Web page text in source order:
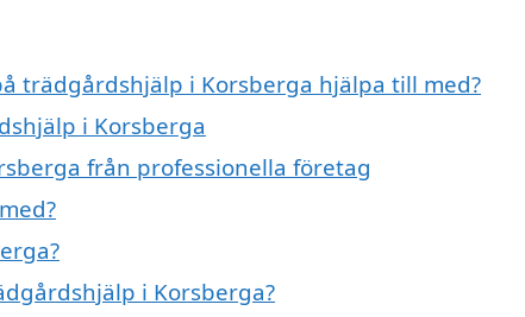
trädgårdshjälp i Korsberga hjälpa till med?
i Korsberga
från professionella företag
i Korsberga?